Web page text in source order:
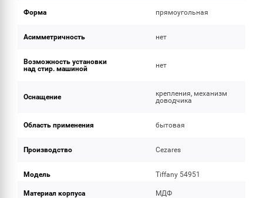
Форма прямоугольная
Асимметричность нет
Возможность установки
над стир. машиной
нет
Оснащение
крепления, механизм
доводчика
Область применения бытовая
Производство Cezares
Модель Tiffany 54951
Материал корпуса МДФ